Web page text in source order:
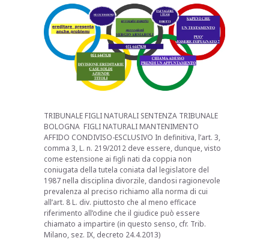
TRIBUNALE FIGLI NATURALI SENTENZA TRIBUNALE
BOLOGNA FIGLI NATURALI MANTENIMENTO
AFFIDO CONDIVISO-ESCLUSIVO In definitiva, l’art. 3,
comma 3, L. n. 219/2012 deve essere, dunque, visto
come estensione ai figli nati da coppia non
coniugata della tutela coniata dal legislatore del
1987 nella disciplina divorzile, dandosi ragionevole
prevalenza al preciso richiamo alla norma di cui
all’art. 8 L. div. piuttosto che al meno efficace
riferimento all’odine che il giudice può essere
chiamato a impartire (in questo senso, cfr. Trib.
Milano, sez. IX, decreto 24.4.2013)